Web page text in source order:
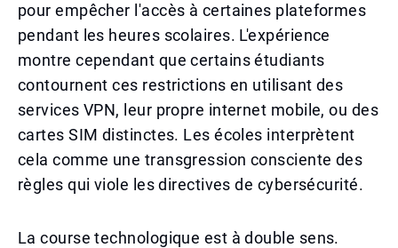
pour empêcher l'accès à certaines plateformes
pendant les heures scolaires. L'expérience
montre cependant que certains étudiants
contournent ces restrictions en utilisant des
services VPN, leur propre internet mobile, ou des
cartes SIM distinctes. Les écoles interprètent
cela comme une transgression consciente des
règles qui viole les directives de cybersécurité.
La course technologique est à double sens.